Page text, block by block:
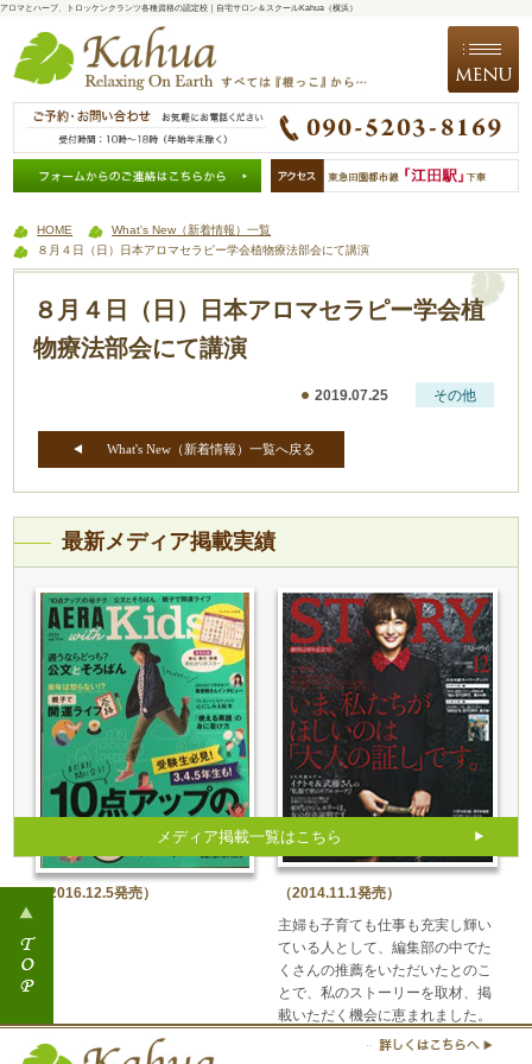
アロマとハーブ、トロッケンクランツ各種資格の認定校｜自宅サロン＆スクールKahua（横浜）
HOME
What's New（新着情報）一覧
８月４日（日）日本アロマセラピー学会植物療法部会にて講演
８月４日（日）
日本アロマセラピー学会植
物療法部会にて講演
2019.07.25 その他
What's New（新着情報）一覧へ戻る
最新メディア掲載実績
（2016.12.5発売）
（2014.11.1発売）
主婦も子育ても仕事も充実し輝い
ている人として、編集部の中でた
くさんの推薦をいただいたとのこ
とで、私のストーリーを取材、掲
載いただく機会に恵まれました。
メディア掲載一覧はこちら